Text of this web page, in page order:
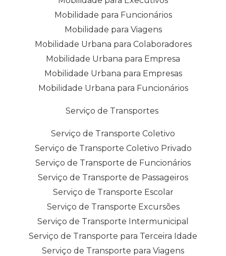
Mobilidade para Funcionários
Mobilidade para Viagens
Mobilidade Urbana para Colaboradores
Mobilidade Urbana para Empresa
Mobilidade Urbana para Empresas
Mobilidade Urbana para Funcionários
Serviço de Transportes
Serviço de Transporte Coletivo
Serviço de Transporte Coletivo Privado
Serviço de Transporte de Funcionários
Serviço de Transporte de Passageiros
Serviço de Transporte Escolar
Serviço de Transporte Excursões
Serviço de Transporte Intermunicipal
Serviço de Transporte para Terceira Idade
Serviço de Transporte para Viagens